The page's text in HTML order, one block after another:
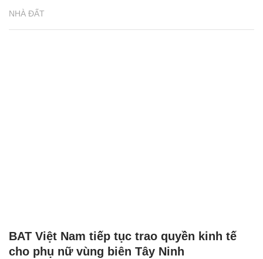
NHÀ ĐẤT
BAT Việt Nam tiếp tục trao quyền kinh tế
cho phụ nữ vùng biên Tây Ninh